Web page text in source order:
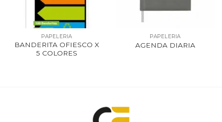
PAPELERIA
BANDERITA OFIESCO X
5 COLORES
PAPELERIA
AGENDA DIARIA